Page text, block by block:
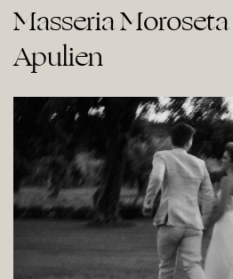
Masseria Moroseta
Apulien